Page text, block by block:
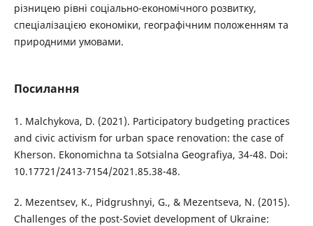
різницею рівні соціально-економічного розвитку,
спеціалізацією економіки, географічним положенням та
природними умовами.
Посилання
1. Malchykova, D. (2021). Participatory budgeting practices
and civic activism for urban space renovation: the case of
Kherson. Ekonomichna ta Sotsialna Geografiya, 34-48. Doi:
10.17721/2413-7154/2021.85.38-48.
2. Mezentsev, K., Pidgrushnyi, G., & Mezentseva, N. (2015).
Challenges of the post-Soviet development of Ukraine: